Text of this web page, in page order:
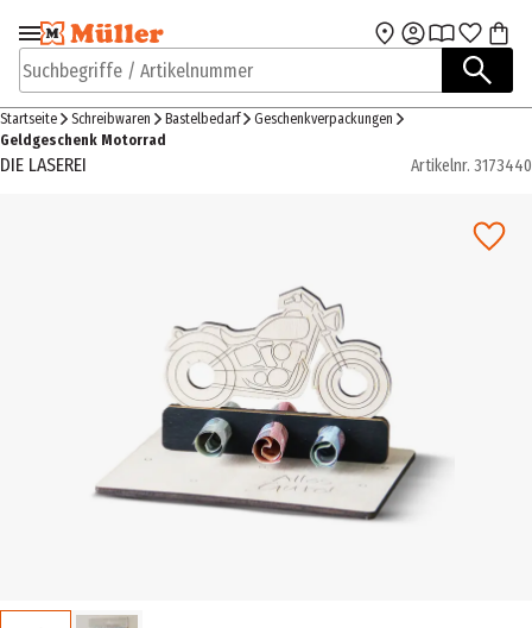
Zur Navigation
springen
Zum Hauptinhalt
Suchbegriffe / Artikelnummer
Startseite Schreibwaren Bastelbedarf
Geschenkverpackungen
Geldgeschenk Motorrad
DIE LASEREI Artikelnr. 3173440